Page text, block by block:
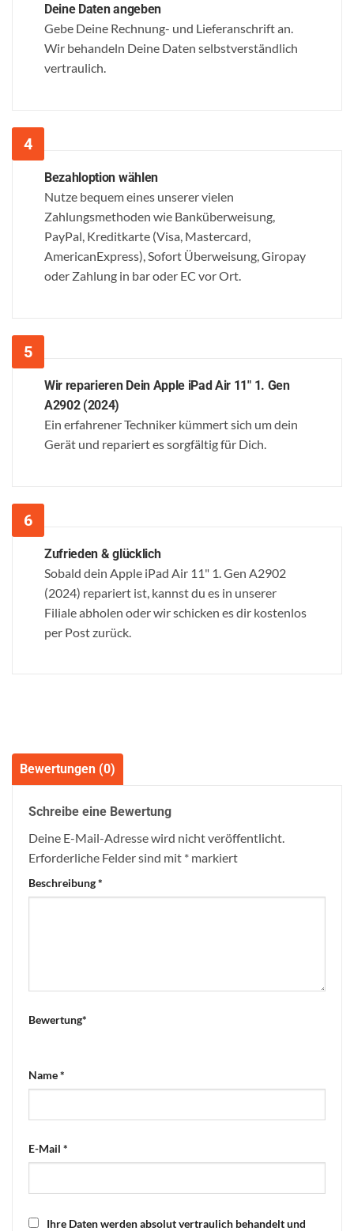
Deine Daten angeben
Gebe Deine Rechnung- und Lieferanschrift an.
Wir behandeln Deine Daten selbstverständlich
vertraulich.
Bezahloption wählen
Nutze bequem eines unserer vielen
Zahlungsmethoden wie Banküberweisung,
PayPal, Kreditkarte (Visa, Mastercard,
AmericanExpress), Sofort Überweisung, Giropay
oder Zahlung in bar oder EC vor Ort.
Wir reparieren Dein Apple iPad Air 11" 1. Gen
A2902 (2024)
Ein erfahrener Techniker kümmert sich um dein
Gerät und repariert es sorgfältig für Dich.
Zufrieden & glücklich
Sobald dein Apple iPad Air 11" 1. Gen A2902
(2024) repariert ist, kannst du es in unserer
Filiale abholen oder wir schicken es dir kostenlos
per Post zurück.
Bewertungen (0)
Schreibe eine Bewertung
Deine E-Mail-Adresse wird nicht veröffentlicht.
Erforderliche Felder sind mit * markiert
Beschreibung*
Bewertung*
Name*
E-Mail *
Ihre Daten werden absolut vertraulich behandelt und